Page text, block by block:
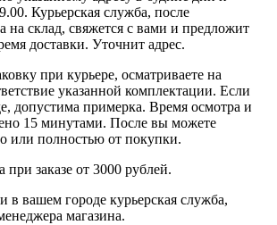
Курьерская служба, после
на склад, свяжется с вами и предложит
доставки. Уточнит адрес.
при курьере, осматриваете на
указанной комплектации. Если
допустима примерка. Время осмотра и
15 минутами. После вы можете
или полностью от покупки.
при заказе от 3000 рублей.
в вашем городе курьерская служба,
магазина.